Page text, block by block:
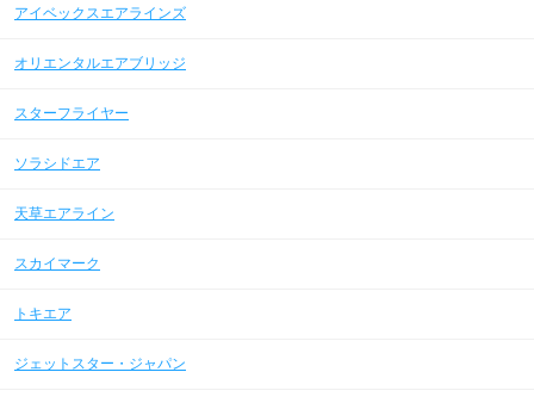
アイベックスエアラインズ
オリエンタルエアブリッジ
スターフライヤー
ソラシドエア
天草エアライン
スカイマーク
トキエア
ジェットスター・ジャパン